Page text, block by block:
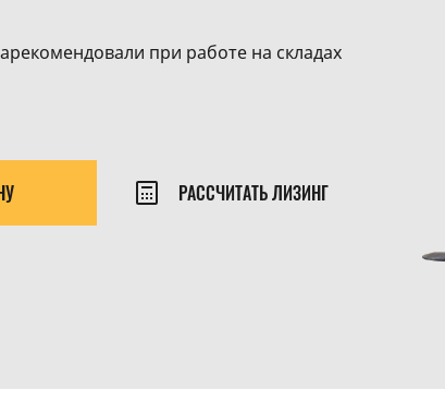
при работе на складах
РАССЧИТАТЬ ЛИЗИНГ